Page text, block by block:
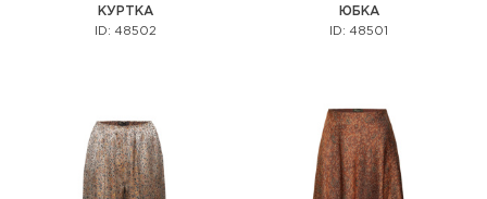
КУРТКА
ID: 48502
ЮБКА
ID: 48501